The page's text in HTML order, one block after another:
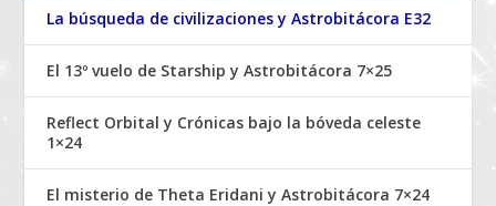
La búsqueda de civilizaciones y Astrobitácora E32
El 13º vuelo de Starship y Astrobitácora 7×25
Reflect Orbital y Crónicas bajo la bóveda celeste
1×24
El misterio de Theta Eridani y Astrobitácora 7×24